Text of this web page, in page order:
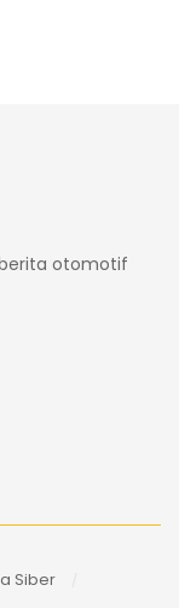
otomotif
Siber